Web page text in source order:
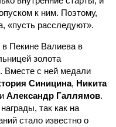
к ним. Поэтому,
«пусть расследуют».
Пекине Валиева в
золота
Вместе с ней медали
Синицина, Никита
Александр Галлямов.
так как на
стало известно о